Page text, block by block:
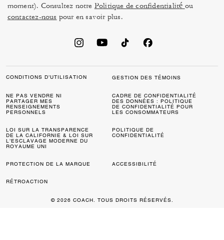
moment). Consultez notre Politique de confidentialité ou
contactez-nous pour en savoir plus.
CONDITIONS D’UTILISATION GESTION DES TÉMOINS
NE PAS VENDRE NI
PARTAGER MES
RENSEIGNEMENTS
PERSONNELS
CADRE DE CONFIDENTIALITÉ
DES DONNÉES : POLITIQUE
DE CONFIDENTIALITÉ POUR
LES CONSOMMATEURS
LOI SUR LA TRANSPARENCE
DE LA CALIFORNIE & LOI SUR
L’ESCLAVAGE MODERNE DU
ROYAUME UNI
POLITIQUE DE
CONFIDENTIALITÉ
PROTECTION DE LA MARQUE ACCESSIBILITÉ
RÉTROACTION
© 2026 COACH. TOUS DROITS RÉSERVÉS.